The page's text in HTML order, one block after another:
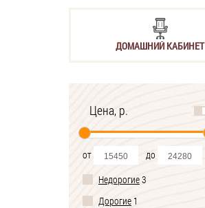
ДОМАШНИЙ КАБИНЕТ
Цена, р.
от
до
Недорогие3
Дорогие 1